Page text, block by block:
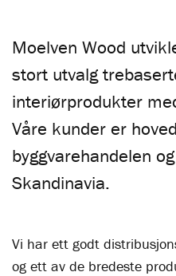
Moelven Wood
stort utvalg
interiørprodukter
Våre kunder er
byggvarehandelen
Skandinavia.
Vi har ett godt
og ett av de bredeste